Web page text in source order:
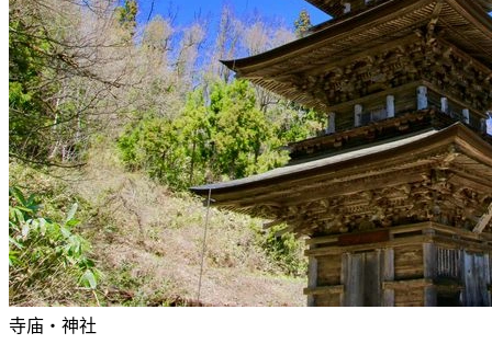
寺庙・神社